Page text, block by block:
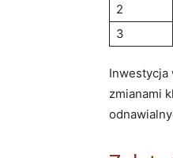
2
3
Inwestycja
⁣zmianami